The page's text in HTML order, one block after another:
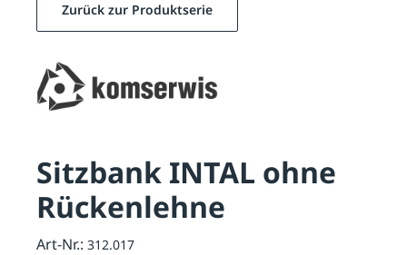
Zurück zur Produktserie
Sitzbank INTAL ohne
Rückenlehne
Art-Nr.: 312.017